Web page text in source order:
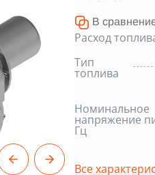
В
Расход
Тип
топлива
Номинальное
напряжение
Гц
Все